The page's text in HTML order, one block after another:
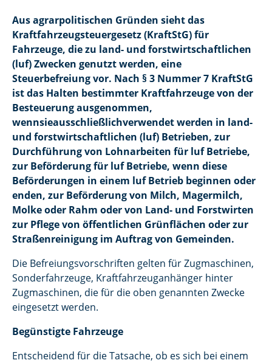
Aus agrarpolitischen Gründen sieht das
Kraftfahrzeugsteuergesetz (KraftStG) für
Fahrzeuge, die zu land- und forstwirtschaftlichen
(luf) Zwecken genutzt werden, eine
Steuerbefreiung vor. Nach § 3 Nummer 7 KraftStG
ist das Halten bestimmter Kraftfahrzeuge von der
Besteuerung ausgenommen,
wennsieausschließlichverwendet werden in land-
und forstwirtschaftlichen (luf) Betrieben, zur
Durchführung von Lohnarbeiten für luf Betriebe,
zur Beförderung für luf Betriebe, wenn diese
Beförderungen in einem luf Betrieb beginnen oder
enden, zur Beförderung von Milch, Magermilch,
Molke oder Rahm oder von Land- und Forstwirten
zur Pflege von öffentlichen Grünflächen oder zur
Straßenreinigung im Auftrag von Gemeinden.
Die Befreiungsvorschriften gelten für Zugmaschinen,
Sonderfahrzeuge, Kraftfahrzeuganhänger hinter
Zugmaschinen, die für die oben genannten Zwecke
eingesetzt werden.
Begünstigte Fahrzeuge
Entscheidend für die Tatsache, ob es sich bei einem